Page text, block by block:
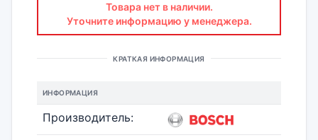
Товара нет в наличии.
Уточните информацию у менеджера.
КРАТКАЯ ИНФОРМАЦИЯ
ИНФОРМАЦИЯ
Производитель: